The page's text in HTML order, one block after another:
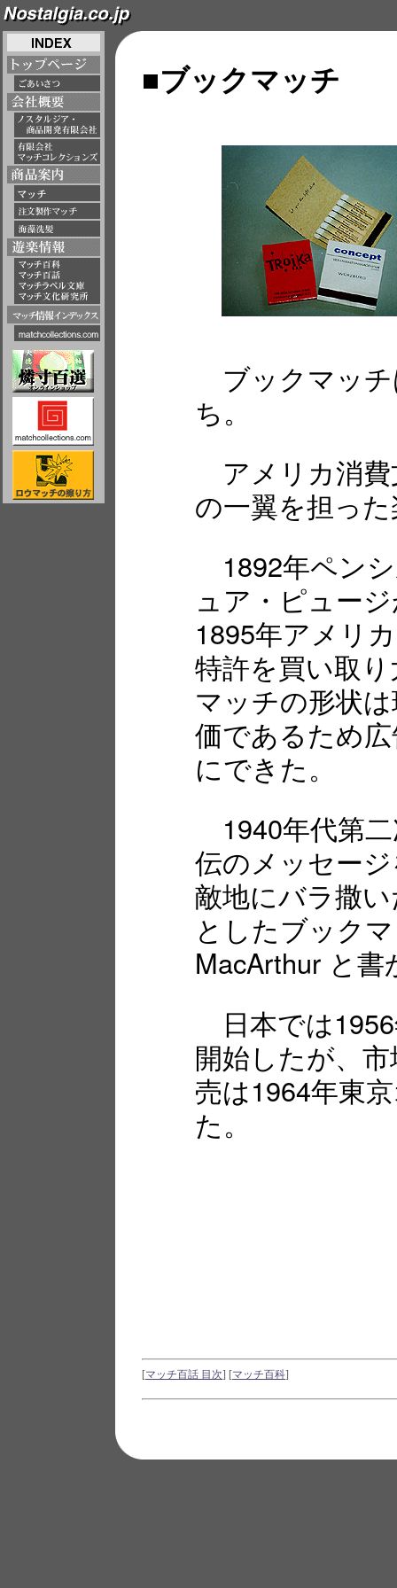
■ブックマッチ
ブックマッ
ち。
アメリカ消費
の一翼を担っ
1892年ペン
ュア・ピュー
1895年アメリ
特許を買い取
マッチの形状
価であるため
にできた。
1940年代第
伝のメッセー
敵地にバラ撒
としたブック
MacArthur と
日本では
開始したが、
売は1964年東
た。
[マッチ百話 目次] [マッチ百科]